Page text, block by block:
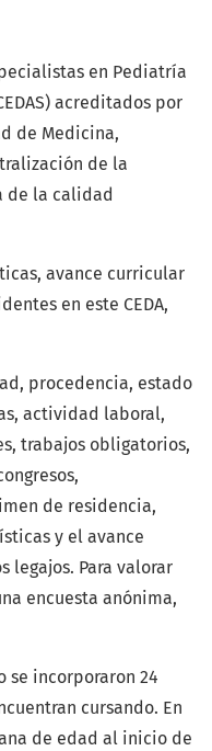
en Pediatría
acreditados por
de Medicina,
de la
de la calidad
avance curricular
en este CEDA,
procedencia, estado
actividad laboral,
trabajos obligatorios,
de residencia,
y el avance
legajos. Para valorar
encuesta anónima,
se incorporaron 24
cursando. En
de edad al inicio de